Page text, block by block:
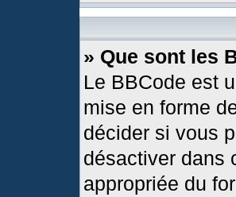
» Que sont les
Le BBCode est
mise en forme
décider si vous
désactiver dans
appropriée du